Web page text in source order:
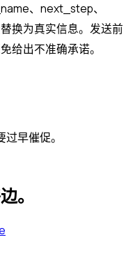
、next_step、
换为真实信息。发送前
给出不准确承诺。
早催促。
。